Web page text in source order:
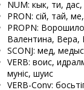
NUM: кык, ӧти,
PRON: сійӧ, тайӧ,
PROPN:
Валентина, Вера,
SCONJ: мед,
VERB: воис,
муніс, шуис
VERB-Conv: